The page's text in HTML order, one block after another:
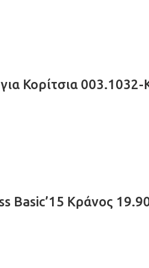
Κορίτσια 003.1032-
Basic’15 Κράνος